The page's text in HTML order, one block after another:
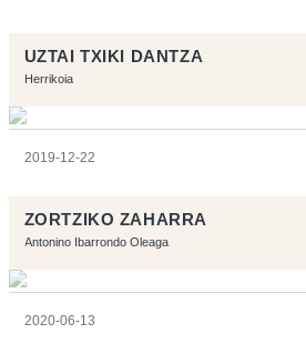
UZTAI TXIKI DANTZA
Herrikoia
2019-12-22
ZORTZIKO ZAHARRA
Antonino Ibarrondo Oleaga
2020-06-13